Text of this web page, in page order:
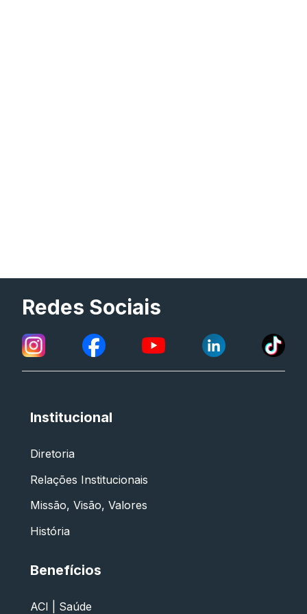
Redes Sociais
Institucional
Diretoria
Relações Institucionais
Missão, Visão, Valores
História
Benefícios
ACI | Saúde